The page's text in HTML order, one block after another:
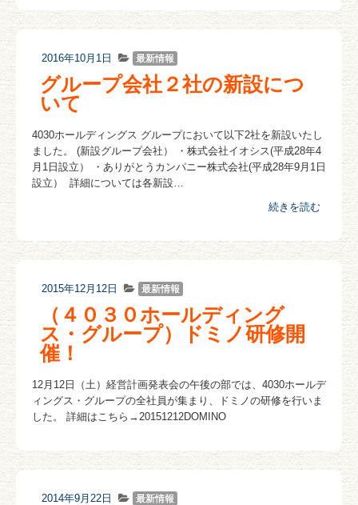
2016年10月1日 最新情報
グループ会社２社の新設につ
いて
4030ホールディングス グループにおいて以下2社を新設いたし
ました。 (新設グループ会社） ・株式会社イオシス(平成28年4
月1日設立） ・ありがとうカンパニー株式会社(平成28年9月1日
設立） 詳細については各新設…
続きを読む
2015年12月12日 最新情報
（４０３０ホールディング
ス・グループ）ドミノ研修開
催！
12月12日（土）経営計画発表会の午後の部では、4030ホールデ
ィングス・グループの全社員が集まり、ドミノの研修を行いま
した。 詳細はこちら→20151212DOMINO
2014年9月22日 最新情報